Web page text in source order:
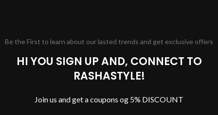
Be the First to learn about our lasted trends and get exclusive offers
HI YOU SIGN UP AND, CONNECT TO
RASHASTYLE!
Join us and get a coupons og 5% DISCOUNT